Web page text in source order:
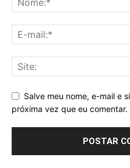
Salve meu nome, e-mail e
próxima vez que eu comentar.